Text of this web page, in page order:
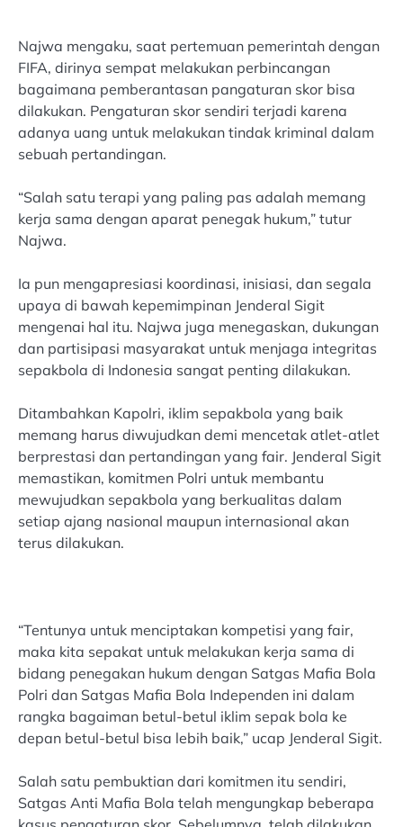
Najwa mengaku, saat pertemuan pemerintah dengan
FIFA, dirinya sempat melakukan perbincangan
bagaimana pemberantasan pangaturan skor bisa
dilakukan. Pengaturan skor sendiri terjadi karena
adanya uang untuk melakukan tindak kriminal dalam
sebuah pertandingan.
“Salah satu terapi yang paling pas adalah memang
kerja sama dengan aparat penegak hukum,” tutur
Najwa.
Ia pun mengapresiasi koordinasi, inisiasi, dan segala
upaya di bawah kepemimpinan Jenderal Sigit
mengenai hal itu. Najwa juga menegaskan, dukungan
dan partisipasi masyarakat untuk menjaga integritas
sepakbola di Indonesia sangat penting dilakukan.
Ditambahkan Kapolri, iklim sepakbola yang baik
memang harus diwujudkan demi mencetak atlet-atlet
berprestasi dan pertandingan yang fair. Jenderal Sigit
memastikan, komitmen Polri untuk membantu
mewujudkan sepakbola yang berkualitas dalam
setiap ajang nasional maupun internasional akan
terus dilakukan.
“Tentunya untuk menciptakan kompetisi yang fair,
maka kita sepakat untuk melakukan kerja sama di
bidang penegakan hukum dengan Satgas Mafia Bola
Polri dan Satgas Mafia Bola Independen ini dalam
rangka bagaiman betul-betul iklim sepak bola ke
depan betul-betul bisa lebih baik,” ucap Jenderal Sigit.
Salah satu pembuktian dari komitmen itu sendiri,
Satgas Anti Mafia Bola telah mengungkap beberapa